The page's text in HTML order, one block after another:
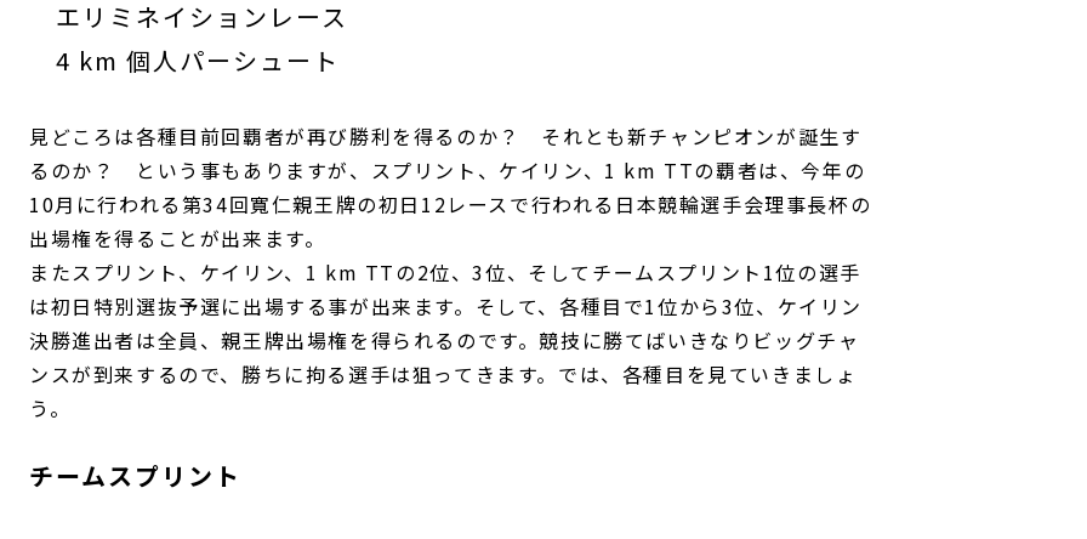
エリミネイションレース
4 km 個人パーシュート
見どころは各種目前回覇者が再び勝利を得るのか？ それとも新チャンピオンが誕生す
るのか？ という事もありますが、スプリント、ケイリン、1 km TTの覇者は、今年の
10月に行われる第34回寬仁親王牌の初日12レースで行われる日本競輪選手会理事長杯の
出場権を得ることが出来ます。
またスプリント、ケイリン、1 km TTの2位、3位、そしてチームスプリント1位の選手
は初日特別選抜予選に出場する事が出来ます。そして、各種目で1位から3位、ケイリン
決勝進出者は全員、親王牌出場権を得られるのです。競技に勝てばいきなりビッグチャ
ンスが到来するので、勝ちに拘る選手は狙ってきます。では、各種目を見ていきましょ
う。
チームスプリント